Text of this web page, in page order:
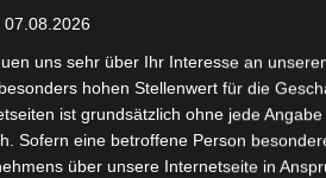
07.08.2026
uns sehr über Ihr Interesse an
hohen Stellenwert für die
ist grundsätzlich ohne jede
Sofern eine betroffene Person
über unsere Internetseite in